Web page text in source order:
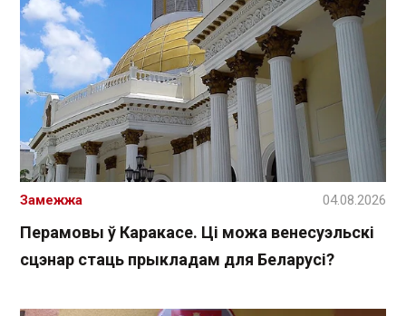
Перамовы ў Каракасе. Ці можа венесуэльскі
сцэнар стаць прыкладам для Беларусі?
Замежжа 04.08.2026